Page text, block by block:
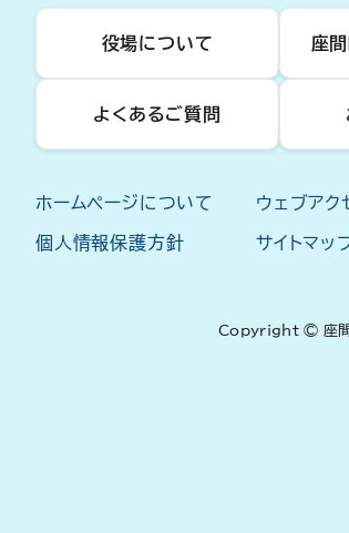
役場について 座
よくあるご質問
ホームページについて ウェブアク
個人情報保護方針 サイトマッ
Copyright © 座